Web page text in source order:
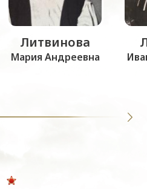
Литвинова
Мария Андреевна